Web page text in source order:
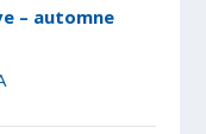
2040
ou
– automne